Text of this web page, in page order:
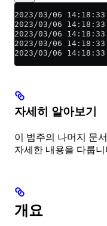
2023/03/06 14:18:33
2023/03/06 14:18:33
2023/03/06 14:18:33
2023/03/06 14:18:33
2023/03/06
자세히 알아보기
이 범주의 나머지 문
자세한 내용을 다룹니
개요